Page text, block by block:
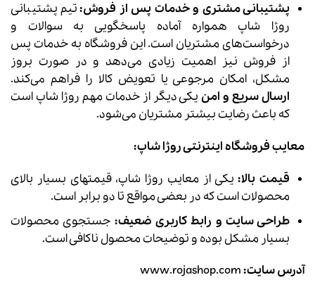
پشتیبانی مشتری و خدمات پس از فروش:تیم پشتیبانی
روژا شاپ همواره آماده پاسخگویی به سوالات و
درخواست‌های مشتریان است. این فروشگاه به خدمات پس
از فروش نیز اهمیت زیادی می‌دهد و در صورت بروز
مشکل، امکان مرجوعی یا تعویض کالا را فراهم می‌کند.
ارسال سریع و امن یکی دیگر از خدمات مهم روژا شاپ است
که باعث رضایت بیشتر مشتریان می‌شود.
معایب فروشگاه اینترنتی روژا شاپ:
قیمت بالا:یکی از معایب روژا شاپ، قیمتهای بسیار بالای
محصولات است که در بعضی مواقع تا دو برابر است.
طراحی سایت و رابط کاربری ضعیف: جستجوی محصولات
بسیار مشکل بوده و توضیحات محصول ناکافی است.
آدرس سایت: